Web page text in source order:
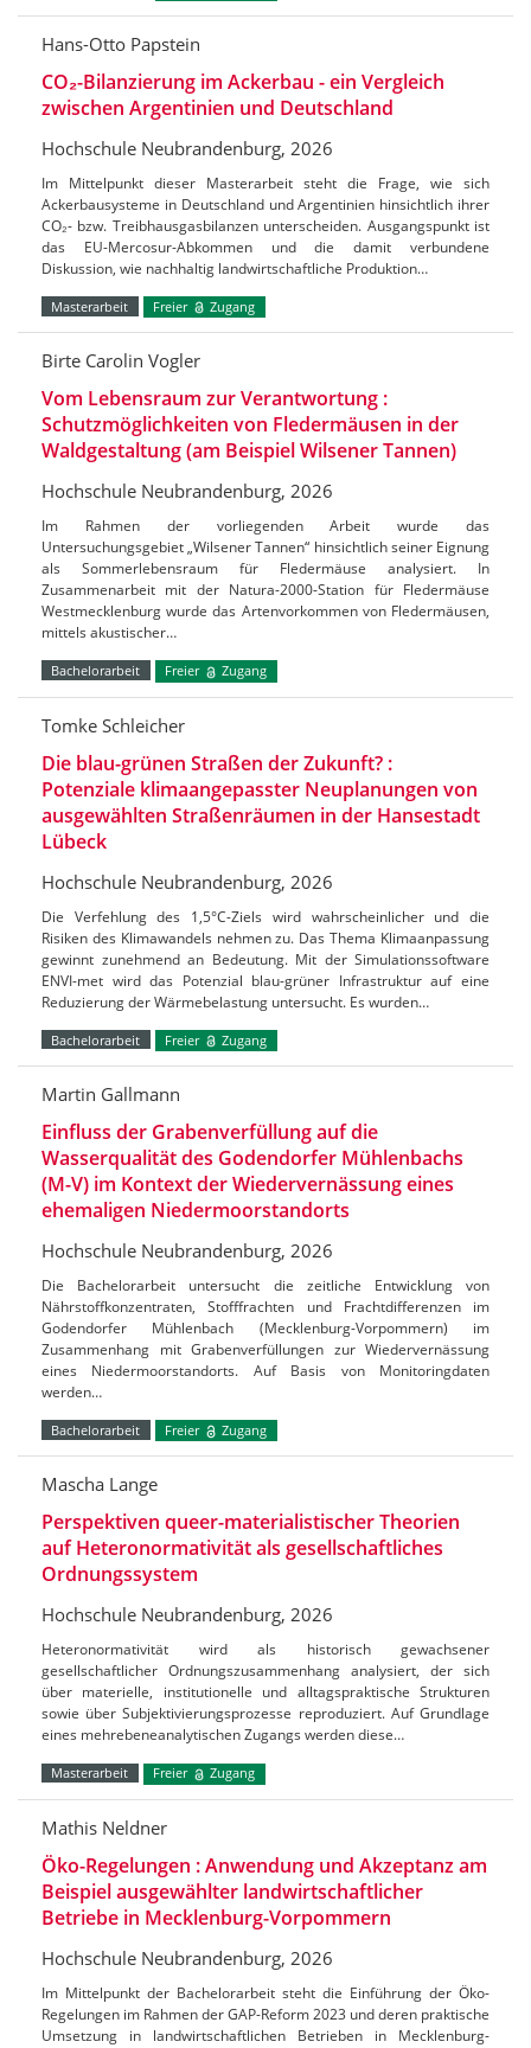
Hans-Otto Papstein
CO₂-Bilanzierung im Ackerbau - ein Vergleich
zwischen Argentinien und Deutschland
Hochschule Neubrandenburg, 2026
Im Mittelpunkt dieser Masterarbeit steht die Frage, wie sich
Ackerbausysteme in Deutschland und Argentinien hinsichtlich ihrer
CO₂- bzw. Treibhausgasbilanzen unterscheiden. Ausgangspunkt ist
das EU-Mercosur-Abkommen und die damit verbundene
Diskussion, wie nachhaltig landwirtschaftliche Produktion…
Masterarbeit Freier Zugang
Birte Carolin Vogler
Vom Lebensraum zur Verantwortung :
Schutzmöglichkeiten von Fledermäusen in der
Waldgestaltung (am Beispiel Wilsener Tannen)
Hochschule Neubrandenburg, 2026
Im Rahmen der vorliegenden Arbeit wurde das
Untersuchungsgebiet „Wilsener Tannen“ hinsichtlich seiner Eignung
als Sommerlebensraum für Fledermäuse analysiert. In
Zusammenarbeit mit der Natura-2000-Station für Fledermäuse
Westmecklenburg wurde das Artenvorkommen von Fledermäusen,
mittels akustischer…
Bachelorarbeit Freier Zugang
Tomke Schleicher
Die blau-grünen Straßen der Zukunft? :
Potenziale klimaangepasster Neuplanungen von
ausgewählten Straßenräumen in der Hansestadt
Lübeck
Hochschule Neubrandenburg, 2026
Die Verfehlung des 1,5°C-Ziels wird wahrscheinlicher und die
Risiken des Klimawandels nehmen zu. Das Thema Klimaanpassung
gewinnt zunehmend an Bedeutung. Mit der Simulationssoftware
ENVI-met wird das Potenzial blau-grüner Infrastruktur auf eine
Reduzierung der Wärmebelastung untersucht. Es wurden…
Bachelorarbeit Freier Zugang
Martin Gallmann
Einfluss der Grabenverfüllung auf die
Wasserqualität des Godendorfer Mühlenbachs
(M-V) im Kontext der Wiedervernässung eines
ehemaligen Niedermoorstandorts
Hochschule Neubrandenburg, 2026
Die Bachelorarbeit untersucht die zeitliche Entwicklung von
Nährstoffkonzentraten, Stofffrachten und Frachtdifferenzen im
Godendorfer Mühlenbach (Mecklenburg-Vorpommern) im
Zusammenhang mit Grabenverfüllungen zur Wiedervernässung
eines Niedermoorstandorts. Auf Basis von Monitoringdaten
werden…
Bachelorarbeit Freier Zugang
Mascha Lange
Perspektiven queer-materialistischer Theorien
auf Heteronormativität als gesellschaftliches
Ordnungssystem
Hochschule Neubrandenburg, 2026
Heteronormativität wird als historisch gewachsener
gesellschaftlicher Ordnungszusammenhang analysiert, der sich
über materielle, institutionelle und alltagspraktische Strukturen
sowie über Subjektivierungsprozesse reproduziert. Auf Grundlage
eines mehrebeneanalytischen Zugangs werden diese…
Masterarbeit Freier Zugang
Mathis Neldner
Öko-Regelungen : Anwendung und Akzeptanz am
Beispiel ausgewählter landwirtschaftlicher
Betriebe in Mecklenburg-Vorpommern
Hochschule Neubrandenburg, 2026
Im Mittelpunkt der Bachelorarbeit steht die Einführung der Öko-
Regelungen im Rahmen der GAP-Reform 2023 und deren praktische
Umsetzung in landwirtschaftlichen Betrieben in Mecklenburg-